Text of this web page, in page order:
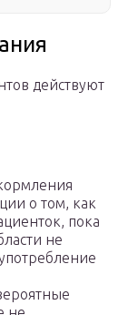
действуют
о том, как
пока
не